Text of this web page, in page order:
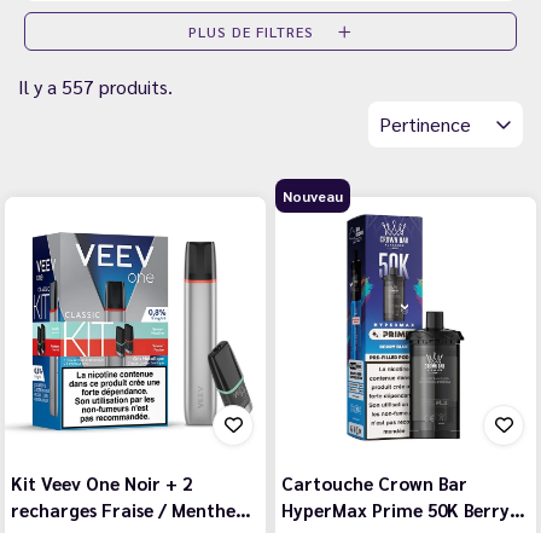
PLUS DE FILTRES
Il y a 557 produits.
Pertinence
Kit Veev One Noir + 2
recharges Fraise / Menthe…
Nouveau
Cartouche Crown Bar
HyperMax Prime 50K Berry…